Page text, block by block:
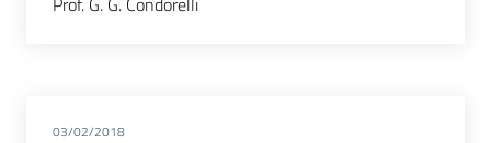
03/02/2018